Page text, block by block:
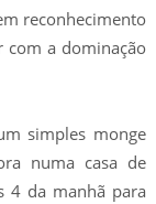
reconhecimento
com a dominação
simples monge
numa casa de
4 da manhã para